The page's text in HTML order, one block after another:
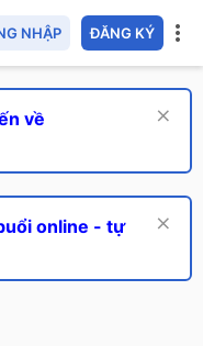
NHẬP ĐĂNG KÝ
về
online - tự